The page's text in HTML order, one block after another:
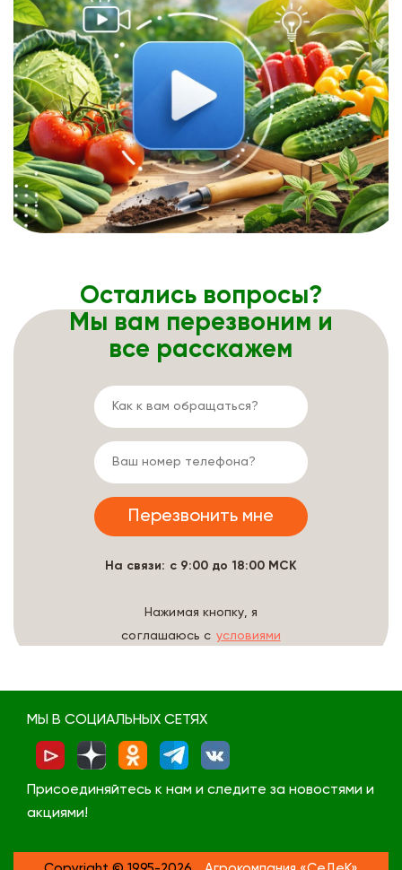
Остались вопросы?
Мы вам перезвоним и
все расскажем
На связи: с 9:00 до 18:00 МСК
Нажимая кнопку, я
соглашаюсь с условиями
МЫ В СОЦИАЛЬНЫХ СЕТЯХ
Присоединяйтесь к нам и следите за новостями и
акциями!